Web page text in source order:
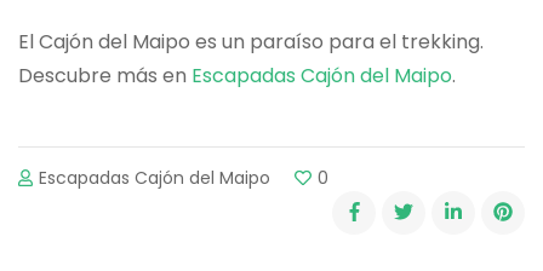
El Cajón del Maipo es un paraíso para el trekking.
Descubre más en Escapadas Cajón del Maipo.
Escapadas Cajón del Maipo 0